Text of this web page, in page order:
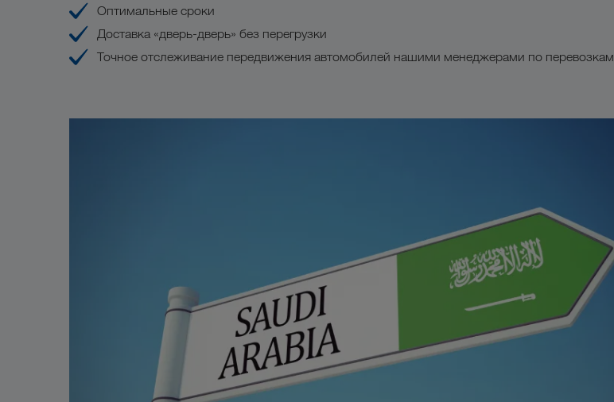
Оптимальные сроки
Доставка «дверь-дверь» без перегрузки
Точное отслеживание передвижения автомобилей нашими менеджерами по перевозкам